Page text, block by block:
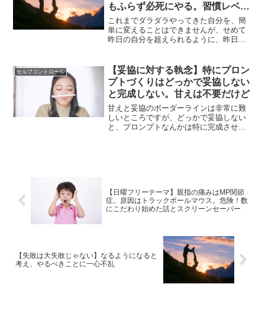
もふらず必死にやる。習慣レベル
で徐々に変える
これまでダラダラやってきた自分を、簡
単に変えることはできませんが、せめて
昨日の自分を超えられるように、昨日の
はありませんが、そうして自分をハード
ルに少しずつ変えていくことが大事だと
思います。
セルフコントロール
【妥協に対する執念】特にプロン
プトづくりはどっかで妥協しない
と完成しない。甘えは不要だけど
甘えと妥協のボーダーラインは非常に難
しいところですが、どっかで妥協しない
と、プロンプトなんかは特に完成させる
【日曜フリーテーマ】親指の痛みはMP関節
症。原因はトラックボールマウス。危険！数
にこだわり始めた話とスクリーンセーバー
【失敗は大失敗じゃない】なるようになると
考え、やるべきことに一心不乱